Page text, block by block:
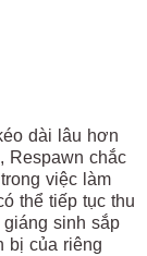
dài lâu hơn
Respawn chắc
việc làm
thể tiếp tục thu
sinh sắp
bị của riêng